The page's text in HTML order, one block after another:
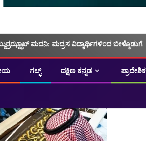
ಮದನಿ: ಮದ್ರಸ ವಿದ್ಯಾರ್ಥಿಗಳಿಂದ ಬೀಳ್ಕೊಡುಗೆ
ಗಲ್ಫ್ ದಕ್ಷಿಣ ಕನ್ನಡ ಪ್ರಾದೇಶಿಕ